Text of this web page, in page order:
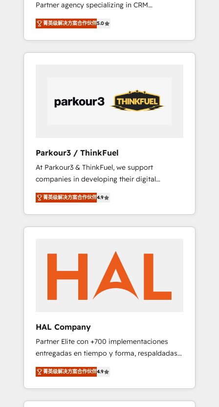
extraordinary. Their years of experience and
quality of skilled staff has earned them a
trusted reputation within the HubSpot
ecosystem as a reliable partner capable of
delivering remarkable experiences for our
Partner agency specializing in CRM
implementations & migrations, Revenue
Operations, Custom Integrations, Custom AI
agents and AI-ready Website Design With
over 15 years of experience, we help
through smart automation, data hygiene, and
tailored HubSpot solutions. Our clients
choose us because we blend the expertise of
Our Services: HubSpot implementations &
data migration Custom AI agents Revenue
Operations API integrations AI-ready Website
design Let’s turn your CRM into your growth
engine!
菁英级解决方案合作伙伴5.0
Parkour3 / ThinkFuel
At Parkour3 & ThinkFuel, we support
companies in developing their digital
strategies by leveraging technologies and
automating their marketing and sales
processes to generate growth. Our offer
spans from Strategy to Operations. We
implementation, web design, sales &
marketing automation, and digital marketing.
With extensive experience working with tech
companies and manufacturers since 2002,
we are committed to empowering our clients
implementation and seamless integration of
the CRM platform into your digital
ecosystem. Would you like support in
deploying your inbound marketing strategy?
We'll provide support tailored to your needs
and sales objectives. With 125+ certifications,
we are part of the most certified Canadian
菁英级解决方案合作伙伴4.9
HAL Company
Partner Elite con +700 implementaciones
entregadas en tiempo y forma, respaldadas
por 6 acreditaciones de HubSpot y un
equipo de 6 Certified Trainers avalados por
HubSpot Academy. Acompañamos a las
empresas en cada etapa de su crecimiento
菁英级解决方案合作伙伴4.9